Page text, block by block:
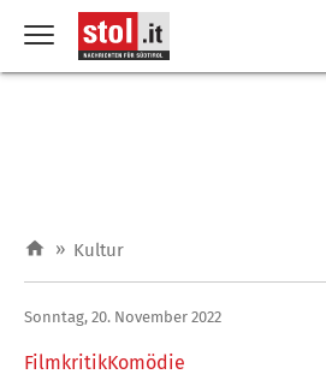
» Kultur
FilmkritikKomödie
Sonntag, 20. November 2022